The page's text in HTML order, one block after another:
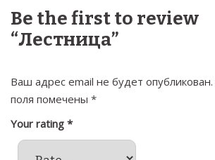
Be the first to review
“Лестница”
Ваш адрес email не будет опубликован.
поля помечены *
Your rating *